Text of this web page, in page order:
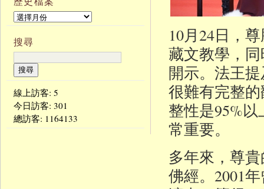
10月24日，
藏文教學，
開示。法王
很難有完整
整性是95%
常重要。
多年來，尊
佛經。2001
搜尋
線上訪客: 5
今日訪客: 301
總訪客: 1164133